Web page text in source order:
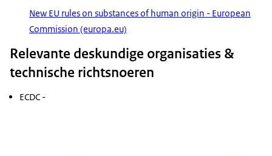
New EU rules on substances of human origin - European
Commission (europa.eu)
Relevante deskundige organisaties &
technische richtsnoeren
ECDC -